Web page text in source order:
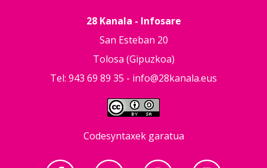
28 Kanala - Infosare
San Esteban 20
Tolosa (Gipuzkoa)
Tel: 943 69 89 35 - info@28kanala.eus
Codesyntaxek garatua